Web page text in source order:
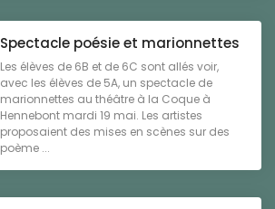
Spectacle poésie et marionnettes
Les élèves de 6B et de 6C sont allés voir,
avec les élèves de 5A, un spectacle de
marionnettes au théâtre à la Coque à
Hennebont mardi 19 mai. Les artistes
proposaient des mises en scènes sur des
poème ...